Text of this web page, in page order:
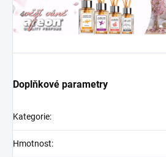
Doplňkové parametry
Kategorie:
Hmotnost: